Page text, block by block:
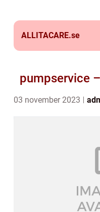
ALLITACARE.se
pumpservice
03 november 2023